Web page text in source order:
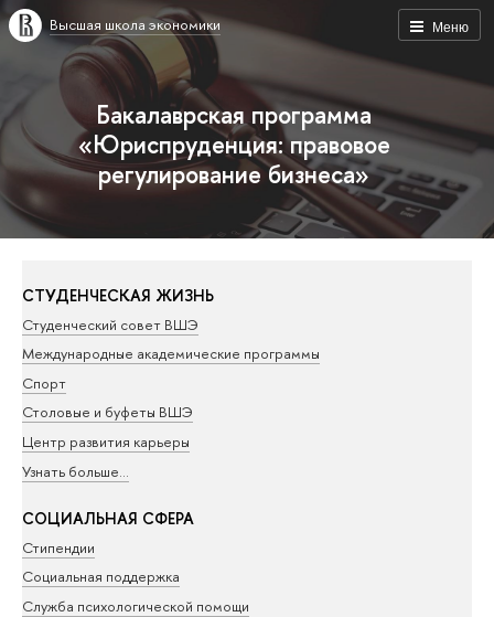
Меню
Высшая школа экономики
Бакалаврская программа
«Юриспруденция: правовое
регулирование бизнеса»
СТУДЕНЧЕСКАЯ ЖИЗНЬ
Студенческий совет ВШЭ
Международные академические программы
Спорт
Столовые и буфеты ВШЭ
Центр развития карьеры
Узнать больше...
СОЦИАЛЬНАЯ СФЕРА
Стипендии
Социальная поддержка
Служба психологической помощи